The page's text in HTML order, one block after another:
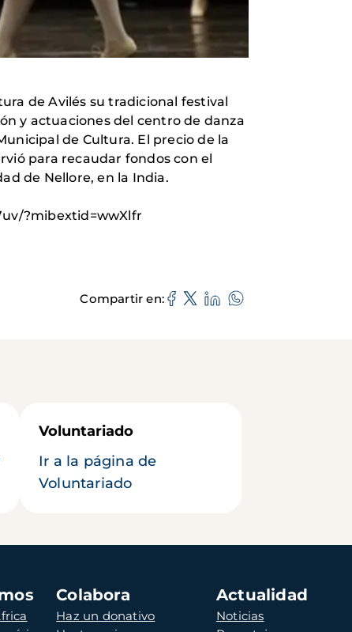
de Avilés su tradicional festival
y actuaciones del centro de danza
de Cultura. El precio de la
para recaudar fondos con el
de Nellore, en la India.
?mibextid=wwXlfr
Compartir en
Voluntariado
Ir a la página de
Voluntariado
Colabora
Haz un donativo
Actualidad
Noticias